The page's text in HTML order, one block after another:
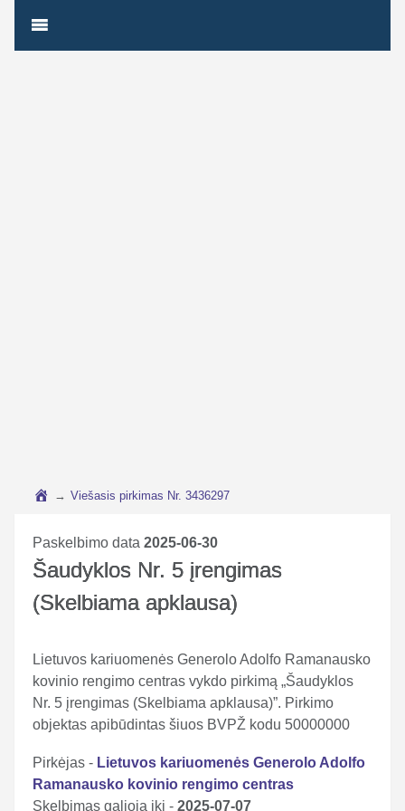
→ Viešasis pirkimas Nr. 3436297
Paskelbimo data 2025-06-30
Šaudyklos Nr. 5 įrengimas
(Skelbiama apklausa)
Lietuvos kariuomenės Generolo Adolfo Ramanausko
kovinio rengimo centras vykdo pirkimą „Šaudyklos
Nr. 5 įrengimas (Skelbiama apklausa)”. Pirkimo
objektas apibūdintas šiuos BVPŽ kodu 50000000
Pirkėjas - Lietuvos kariuomenės Generolo Adolfo
Ramanausko kovinio rengimo centras
Skelbimas galioja iki - 2025-07-07